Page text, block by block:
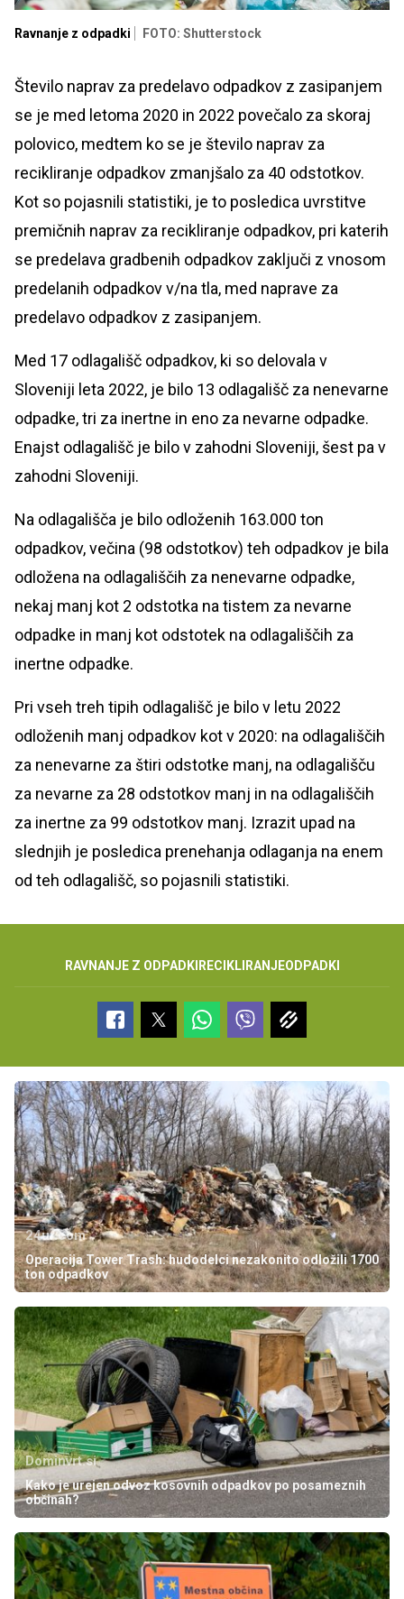
Ravnanje z odpadki FOTO: Shutterstock
Število naprav za predelavo odpadkov z zasipanjem
se je med letoma 2020 in 2022 povečalo za skoraj
polovico, medtem ko se je število naprav za
recikliranje odpadkov zmanjšalo za 40 odstotkov.
Kot so pojasnili statistiki, je to posledica uvrstitve
premičnih naprav za recikliranje odpadkov, pri katerih
se predelava gradbenih odpadkov zaključi z vnosom
predelanih odpadkov v/na tla, med naprave za
predelavo odpadkov z zasipanjem.
Med 17 odlagališč odpadkov, ki so delovala v
Sloveniji leta 2022, je bilo 13 odlagališč za nenevarne
odpadke, tri za inertne in eno za nevarne odpadke.
Enajst odlagališč je bilo v zahodni Sloveniji, šest pa v
zahodni Sloveniji.
Na odlagališča je bilo odloženih 163.000 ton
odpadkov, večina (98 odstotkov) teh odpadkov je bila
odložena na odlagališčih za nenevarne odpadke,
nekaj manj kot 2 odstotka na tistem za nevarne
odpadke in manj kot odstotek na odlagališčih za
inertne odpadke.
Pri vseh treh tipih odlagališč je bilo v letu 2022
odloženih manj odpadkov kot v 2020: na odlagališčih
za nenevarne za štiri odstotke manj, na odlagališču
za nevarne za 28 odstotkov manj in na odlagališčih
za inertne za 99 odstotkov manj. Izrazit upad na
slednjih je posledica prenehanja odlaganja na enem
od teh odlagališč, so pojasnili statistiki.
RAVNANJE Z ODPADKI RECIKLIRANJEODPADKI
24ur.com
Operacija Tower Trash: hudodelci nezakonito odložili 1700
ton odpadkov
Dominvrt.si
Kako je urejen odvoz kosovnih odpadkov po posameznih
občinah?